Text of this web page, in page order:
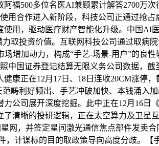
福500多位名医AI兼顾累计解答2700万
用合作进入新阶段，科技公司正通过抢
用，驱动医疗财产智能化升级。中国AI
取投资价值。互联网科技公司通过取
增加动力，构成“手艺-场景-用户”的良
中国证券登记结算无限义务公司数据，
康正在12月17日、18日连收20CM涨停
畴利好频出、手艺冲破加快、本钱涌
公司展开深度挖掘。此中正在12月16
清晰的投研逻辑，正在太空算力及卫
网，并签定星间激光通信焦点部件发
，计谋标的目的取政策导向高度分歧。